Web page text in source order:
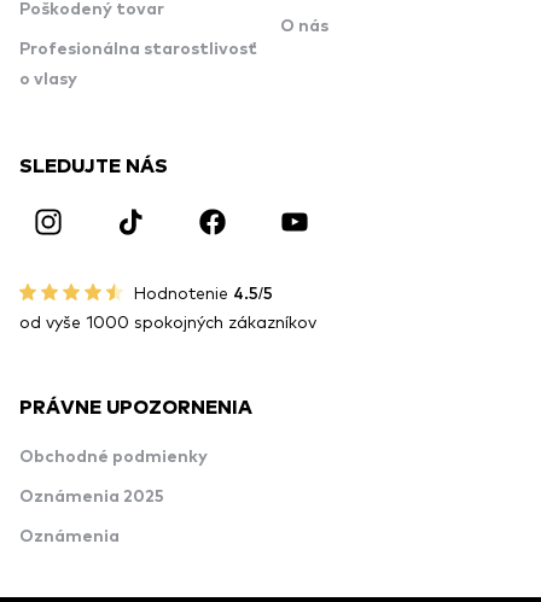
Poškodený tovar
Profesionálna starostlivosť
o vlasy
O nás
SLEDUJTE NÁS
Hodnotenie 4.5/5
od vyše 1000 spokojných zákazníkov
PRÁVNE UPOZORNENIA
Obchodné podmienky
Oznámenia 2025
Oznámenia